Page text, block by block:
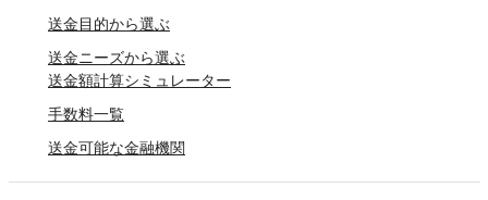
送金目的から選ぶ
送金ニーズから選ぶ
送金額計算シミュレーター
手数料一覧
送金可能な金融機関